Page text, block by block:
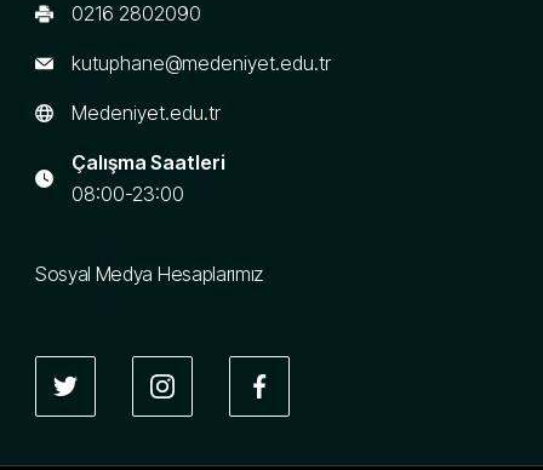
0216 2802090
kutuphane@medeniyet.edu.tr
Medeniyet.edu.tr
Çalışma Saatleri
08:00-23:00
Sosyal Medya Hesaplarımız